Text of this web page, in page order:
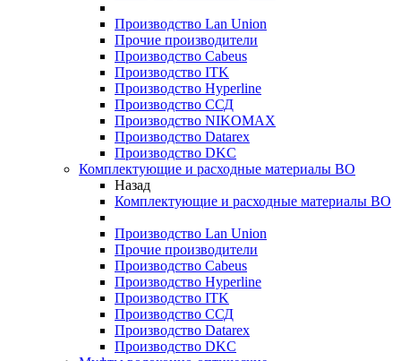
Производство Lan Union
Прочие производители
Производство Cabeus
Производство ITK
Производство Hyperline
Производство ССД
Производство NIKOMAX
Производство Datarex
Производство DKC
Комплектующие и расходные материалы ВО
Назад
Комплектующие и расходные материалы ВО
Производство Lan Union
Прочие производители
Производство Cabeus
Производство Hyperline
Производство ITK
Производство ССД
Производство Datarex
Производство DKC